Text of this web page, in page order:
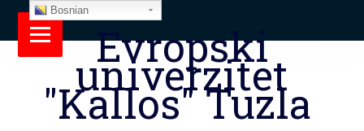
Evropski
univerzitet
"Kallos" Tuzla
Bosnian